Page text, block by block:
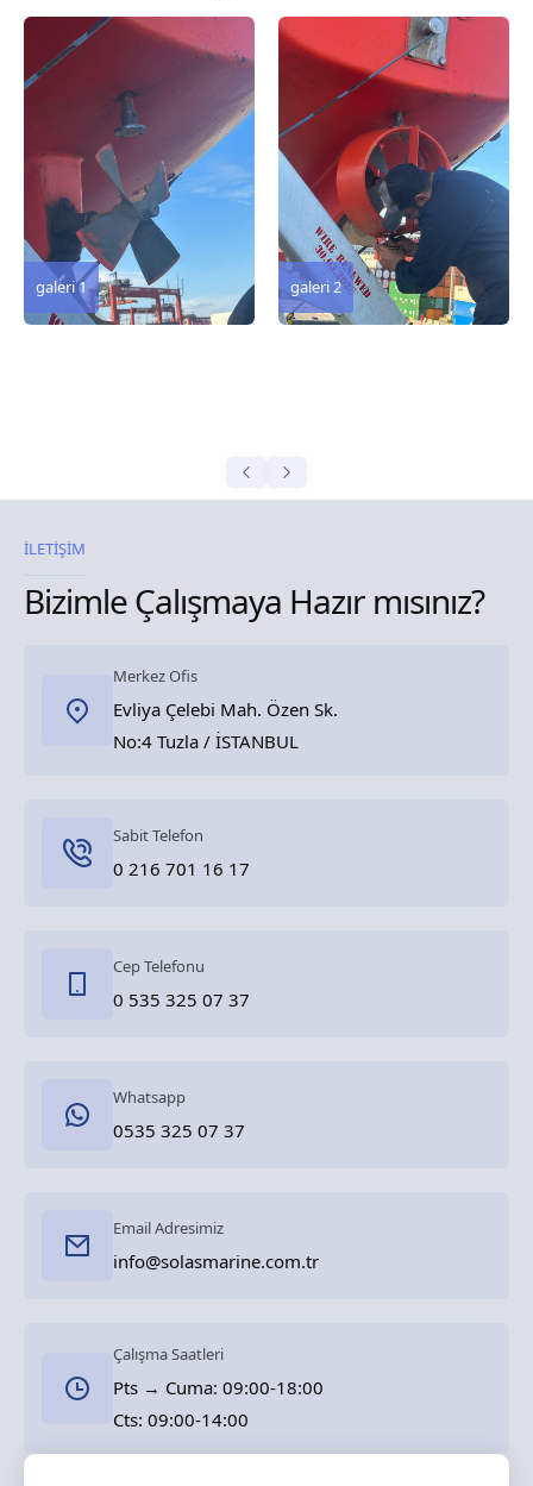
galeri 2
galeri 3
İLETİŞİM
Bizimle Çalışmaya Hazır mısınız?
Merkez Ofis
Evliya Çelebi Mah. Özen Sk.
No:4 Tuzla / İSTANBUL
Sabit Telefon
0 216 701 16 17
Cep Telefonu
0 535 325 07 37
Whatsapp
0535 325 07 37
Email Adresimiz
info@solasmarine.com.tr
Çalışma Saatleri
Pts → Cuma: 09:00-18:00
Cts: 09:00-14:00